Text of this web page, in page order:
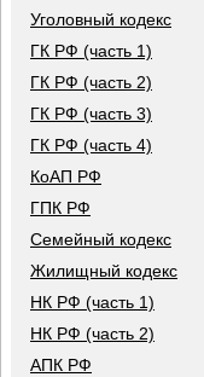
Уголовный кодекс
ГК РФ (часть 1)
ГК РФ (часть 2)
ГК РФ (часть 3)
ГК РФ (часть 4)
КоАП РФ
ГПК РФ
Семейный кодекс
Жилищный кодекс
НК РФ (часть 1)
НК РФ (часть 2)
АПК РФ